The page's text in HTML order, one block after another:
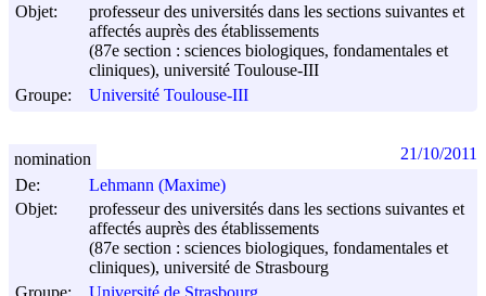
Objet:
professeur des universités dans les sections suivantes et
affectés auprès des établissements
(87e section : sciences biologiques, fondamentales et
cliniques), université Toulouse-III
Groupe:
Université Toulouse-III
De:
Lehmann (Maxime)
Objet:
professeur des universités dans les sections suivantes et
affectés auprès des établissements
(87e section : sciences biologiques, fondamentales et
cliniques), université de Strasbourg
Groupe:
nomination 21/10/2011